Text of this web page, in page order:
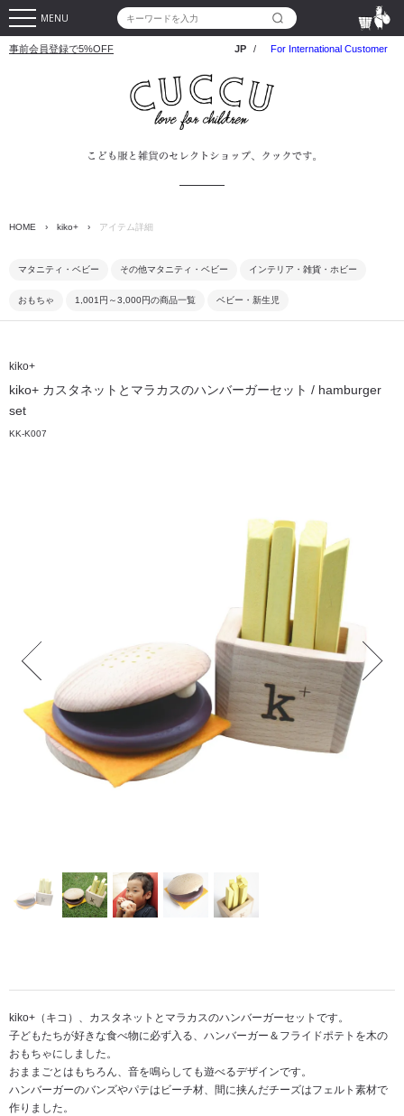
MENU
事前会員登録で5%OFF JP / For International Customer
HOME › kiko+ › アイテム詳細
マタニティ・ベビー その他マタニティ・ベビー インテリア・雑貨・ホビー
おもちゃ 1,001円～3,000円の商品一覧 ベビー・新生児
kiko+
kiko+ カスタネットとマラカスのハンバーガーセット / hamburger
set
KK-K007
kiko+（キコ）、カスタネットとマラカスのハンバーガーセットです。
子どもたちが好きな食べ物に必ず入る、ハンバーガー＆フライドポテトを木の
おもちゃにしました。
おままごとはもちろん、音を鳴らしても遊べるデザインです。
ハンバーガーのバンズやパテはビーチ材、間に挟んだチーズはフェルト素材で
作りました。